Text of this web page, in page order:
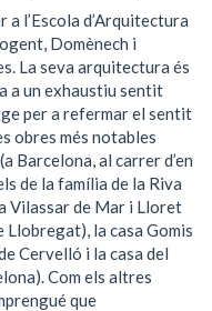
l’Escola d’Arquitectura
Domènech i
La seva arquitectura és
a un exhaustiu sentit
per a refermar el sentit
obres més notables
Barcelona, al carrer d’en
de la família de la Riva
Vilassar de Mar i Lloret
Llobregat), la casa Gomis
Cervelló i la casa del
Com els altres
que